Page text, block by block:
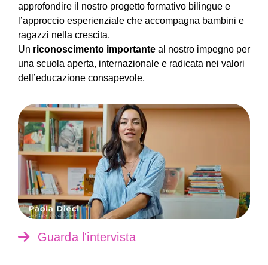
approfondire il nostro progetto formativo bilingue e
l’approccio esperienziale che accompagna bambini e
ragazzi nella crescita.
Un riconoscimento importante al nostro impegno per
una scuola aperta, internazionale e radicata nei valori
dell’educazione consapevole.
Guarda l'intervista